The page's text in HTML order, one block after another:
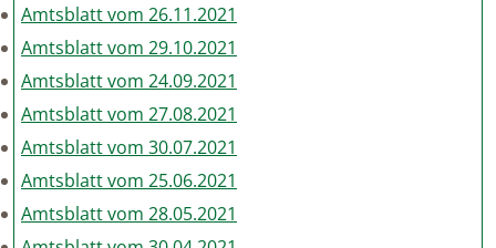
Amtsblatt vom 26.11.2021
Amtsblatt vom 29.10.2021
Amtsblatt vom 24.09.2021
Amtsblatt vom 27.08.2021
Amtsblatt vom 30.07.2021
Amtsblatt vom 25.06.2021
Amtsblatt vom 28.05.2021